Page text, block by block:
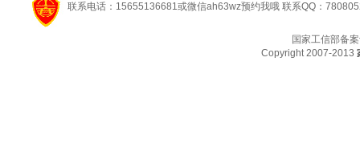
联系电话：15655136681或微信ah63wz预约我哦 联系QQ：
国家工信部备
Copyright 2007-2013